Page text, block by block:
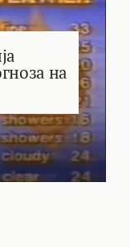
на